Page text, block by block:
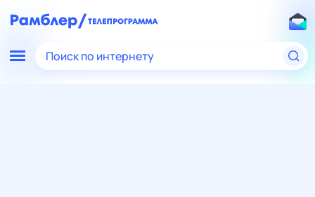
Поиск по интернету